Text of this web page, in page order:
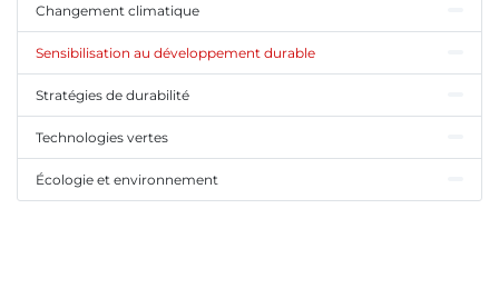
Changement climatique
Sensibilisation au développement durable
Stratégies de durabilité
Technologies vertes
Écologie et environnement